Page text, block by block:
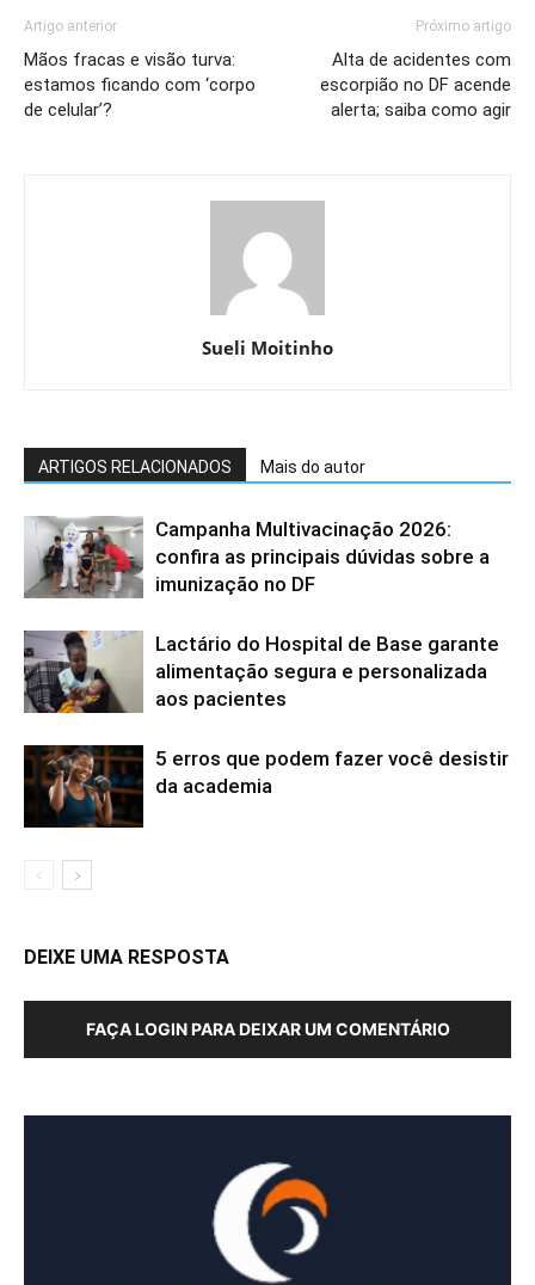
Artigo anterior
Mãos fracas e visão turva:
estamos ficando com ‘corpo
de celular’?
Próximo artigo
Alta de acidentes com
escorpião no DF acende
alerta; saiba como agir
Sueli Moitinho
ARTIGOS RELACIONADOS Mais do autor
Campanha Multivacinação 2026:
confira as principais dúvidas sobre a
imunização no DF
Lactário do Hospital de Base garante
alimentação segura e personalizada
aos pacientes
5 erros que podem fazer você desistir
da academia
DEIXE UMA RESPOSTA
FAÇA LOGIN PARA DEIXAR UM COMENTÁRIO